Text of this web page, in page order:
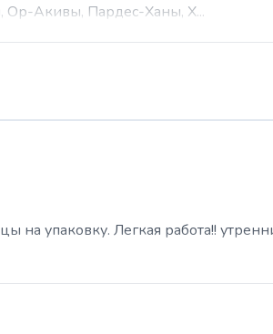
Ор-Акивы, Пардес-Ханы, Х...
упаковку. Легкая работа!!